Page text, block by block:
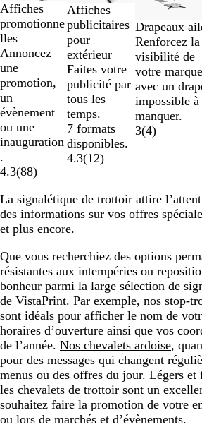
Affiches
promotionne
lles
Annoncez
une
promotion,
un
évènement
ou une
inauguration
.
4.3(88)
Affiches
publicitaires
pour
extérieur
Faites votre
publicité par
tous les
temps.
7 formats
disponibles.
4.3(12)
Drapeaux
Renforcez la
visibilité de
votre marque
avec un
impossible à
manquer.
3(4)
4
La signalétique de trottoir attire
des informations sur vos offres
et plus encore.
Que vous recherchiez des options
résistantes aux intempéries ou
bonheur parmi la large sélection de
de VistaPrint. Par exemple, nos stop-
sont idéals pour afficher le nom de
horaires d’ouverture ainsi que vos
de l’année. Nos chevalets ardoise,
pour des messages qui changent
menus ou des offres du jour. Légers et
les chevalets de trottoir sont un
souhaitez faire la promotion de votre
ou lors de marchés et d’évènements.